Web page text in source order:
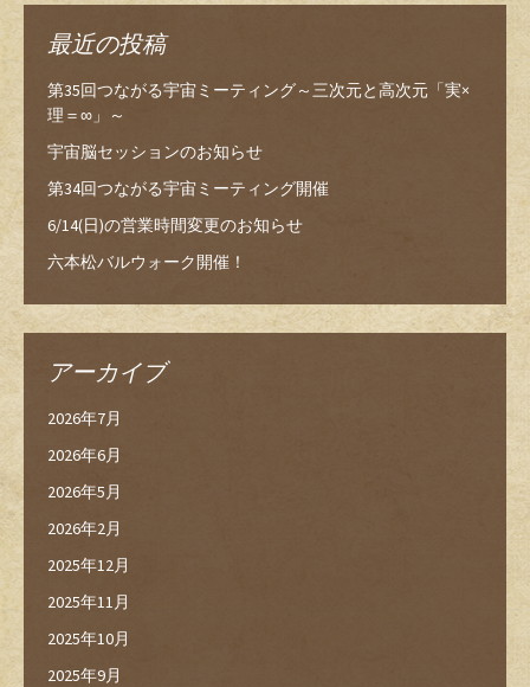
最近の投稿
第35回つながる宇宙ミーティング～三次元と高次元「実×
理＝∞」～
宇宙脳セッションのお知らせ
第34回つながる宇宙ミーティング開催
6/14(日)の営業時間変更のお知らせ
六本松バルウォーク開催！
アーカイブ
2026年7月
2026年6月
2026年5月
2026年2月
2025年12月
2025年11月
2025年10月
2025年9月